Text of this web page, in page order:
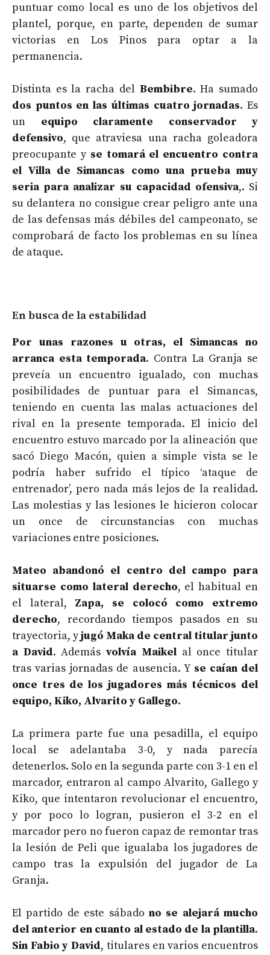
puntuar como local es uno de los objetivos del
plantel, porque, en parte, dependen de sumar
victorias en Los Pinos para optar a la
permanencia.
Distinta es la racha del Bembibre. Ha sumado
dos puntos en las últimas cuatro jornadas. Es
un equipo claramente conservador y
defensivo, que atraviesa una racha goleadora
preocupante y se tomará el encuentro contra
el Villa de Simancas como una prueba muy
seria para analizar su capacidad ofensiva,. Si
su delantera no consigue crear peligro ante una
de las defensas más débiles del campeonato, se
comprobará de facto los problemas en su línea
de ataque.
En busca de la estabilidad
Por unas razones u otras, el Simancas no
arranca esta temporada. Contra La Granja se
preveía un encuentro igualado, con muchas
posibilidades de puntuar para el Simancas,
teniendo en cuenta las malas actuaciones del
rival en la presente temporada. El inicio del
encuentro estuvo marcado por la alineación que
sacó Diego Macón, quien a simple vista se le
podría haber sufrido el típico ‘ataque de
entrenador’, pero nada más lejos de la realidad.
Las molestias y las lesiones le hicieron colocar
un once de circunstancias con muchas
variaciones entre posiciones.
Mateo abandonó el centro del campo para
situarse como lateral derecho, el habitual en
el lateral, Zapa, se colocó como extremo
derecho, recordando tiempos pasados en su
trayectoria, yjugó Maka de central titular junto
a David. Ademásvolvía Maikelal once titular
tras varias jornadas de ausencia. Y se caían del
once tres de los jugadores más técnicos del
equipo, Kiko, Alvarito y Gallego.
La primera parte fue una pesadilla, el equipo
local se adelantaba 3-0, y nada parecía
detenerlos. Solo en la segunda parte con 3-1 en el
marcador, entraron al campo Alvarito, Gallego y
Kiko, que intentaron revolucionar el encuentro,
y por poco lo logran, pusieron el 3-2 en el
marcador pero no fueron capaz de remontar tras
la lesión de Peli que igualaba los jugadores de
campo tras la expulsión del jugador de La
Granja.
El partido de este sábado no se alejará mucho
del anterior en cuanto al estado de la plantilla.
Sin Fabio y David, titulares en varios encuentros